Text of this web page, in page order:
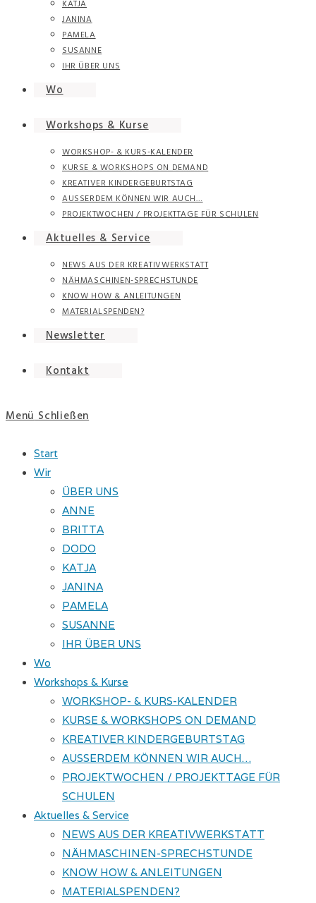
KATJA
JANINA
PAMELA
SUSANNE
IHR ÜBER UNS
Wo
Workshops & Kurse
WORKSHOP- & KURS-KALENDER
KURSE & WORKSHOPS ON DEMAND
KREATIVER KINDERGEBURTSTAG
AUSSERDEM KÖNNEN WIR AUCH…
PROJEKTWOCHEN / PROJEKTTAGE FÜR SCHULEN
Aktuelles & Service
NEWS AUS DER KREATIVWERKSTATT
NÄHMASCHINEN-SPRECHSTUNDE
KNOW HOW & ANLEITUNGEN
MATERIALSPENDEN?
Newsletter
Kontakt
Menü Schließen
Start
Wir
ÜBER UNS
ANNE
BRITTA
DODO
KATJA
JANINA
PAMELA
SUSANNE
IHR ÜBER UNS
Wo
Workshops & Kurse
WORKSHOP- & KURS-KALENDER
KURSE & WORKSHOPS ON DEMAND
KREATIVER KINDERGEBURTSTAG
AUSSERDEM KÖNNEN WIR AUCH…
PROJEKTWOCHEN / PROJEKTTAGE FÜR
SCHULEN
Aktuelles & Service
NEWS AUS DER KREATIVWERKSTATT
NÄHMASCHINEN-SPRECHSTUNDE
KNOW HOW & ANLEITUNGEN
MATERIALSPENDEN?